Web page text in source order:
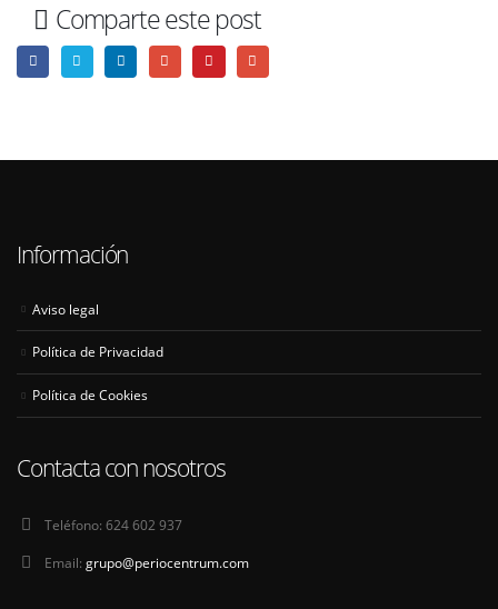
Comparte este post
Información
Aviso legal
Política de Privacidad
Política de Cookies
Contacta con nosotros
Teléfono: 624 602 937
Email: grupo@periocentrum.com